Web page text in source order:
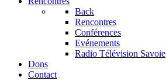
Back
Rencontres
Conférences
Evénements
Radio Télévision Savoie
Dons
Contact